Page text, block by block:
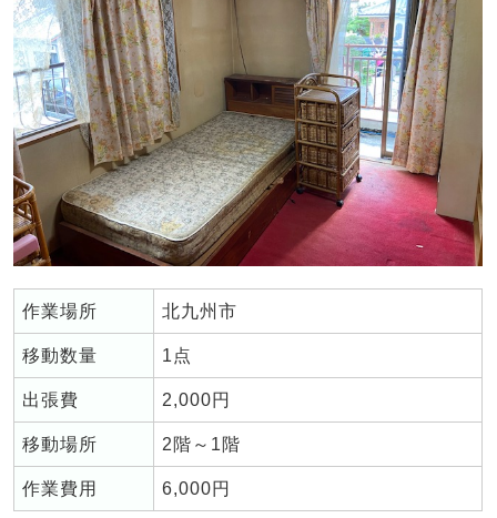
作業場所 北九州市
移動数量 1点
出張費 2,000円
移動場所 2階～1階
作業費用 6,000円